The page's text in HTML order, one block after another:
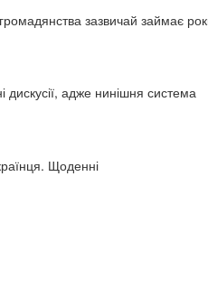
зазвичай займає
дискусії, адже нинішня система
Щоденні